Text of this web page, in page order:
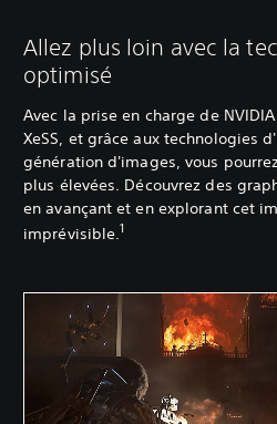
Allez plus loin avec la
optimisé
Avec la prise en charge de NVIDIA
XeSS, et grâce aux technologies
génération d'images, vous
plus élevées. Découvrez des
en avançant et en explorant cet
imprévisible.1